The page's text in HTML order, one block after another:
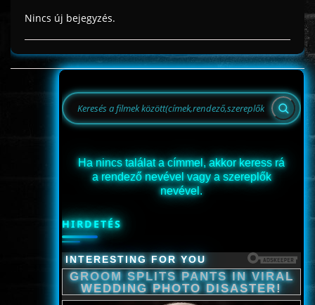
Nincs új bejegyzés.
Ha nincs találat a címmel, akkor keress rá
a rendező nevével vagy a szereplők
nevével.
HIRDETÉS